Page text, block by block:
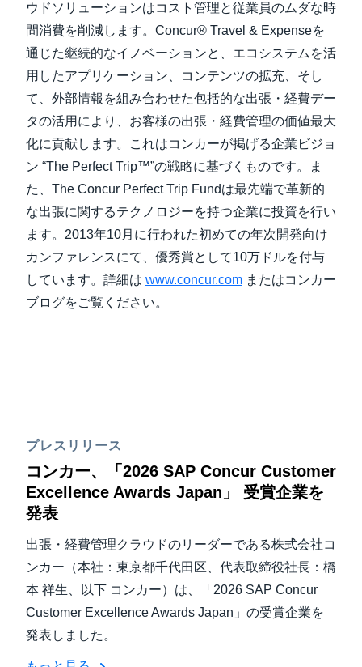
ウドソリューションはコスト管理と従業員のムダな時
間消費を削減します。Concur® Travel & Expenseを
通じた継続的なイノベーションと、エコシステムを活
用したアプリケーション、コンテンツの拡充、そし
て、外部情報を組み合わせた包括的な出張・経費デー
タの活用により、お客様の出張・経費管理の価値最大
化に貢献します。これはコンカーが掲げる企業ビジョ
ン “The Perfect Trip™”の戦略に基づくものです。ま
た、The Concur Perfect Trip Fundは最先端で革新的
な出張に関するテクノロジーを持つ企業に投資を行い
ます。2013年10月に行われた初めての年次開発向け
カンファレンスにて、優秀賞として10万ドルを付与
しています。詳細は www.concur.com またはコンカー
ブログをご覧ください。
プレスリリース
コンカー、「2026 SAP Concur Customer
Excellence Awards Japan」 受賞企業を
発表
出張・経費管理クラウドのリーダーである株式会社コ
ンカー（本社：東京都千代田区、代表取締役社長：橋
本 祥生、以下 コンカー）は、「2026 SAP Concur
Customer Excellence Awards Japan」の受賞企業を
発表しました。